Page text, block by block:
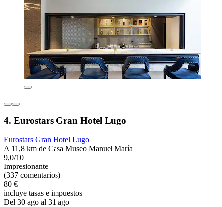
4. Eurostars Gran Hotel Lugo
Eurostars Gran Hotel Lugo
A 11,8 km de Casa Museo Manuel María
9,0/10
Impresionante
(337 comentarios)
80 €
incluye tasas e impuestos
Del 30 ago al 31 ago